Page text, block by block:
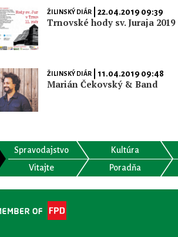
ŽILINSKÝ DIÁR| 22.04.2019 09:39
Trnovské hody sv. Juraja 2019
ŽILINSKÝ DIÁR| 11.04.2019 09:48
Marián Čekovský & Band
Spravodajstvo Kultúra
Vitajte
Poradňa